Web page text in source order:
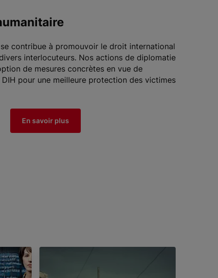
contribue à promouvoir le droit international
interlocuteurs. Nos actions de diplomatie
de mesures concrètes en vue de
pour une meilleure protection des victimes
En savoir plus